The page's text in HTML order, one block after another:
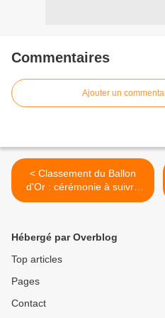
Commentaires
Ajouter un
< Classement du Ballon
d'Or : cérémonie à suivre
en direct ce lundi.
Hébergé par Overblog
Top articles
Pages
Contact